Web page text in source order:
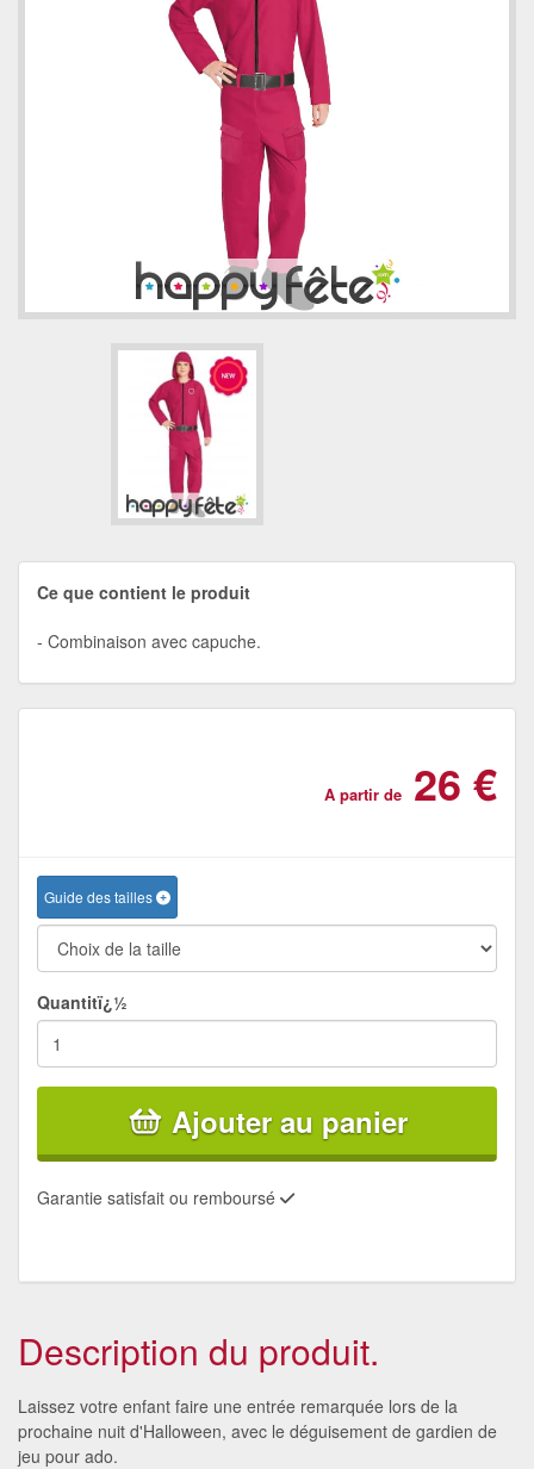
Ce que contient le produit
Combinaison avec capuche.
A partir de 26 €
Guide des tailles
Quantitï¿½
Ajouter au panier
Garantie satisfait ou remboursé
Description du produit.
Laissez votre enfant faire une entrée remarquée lors de la
prochaine nuit d'Halloween, avec le déguisement de gardien de
jeu pour ado.